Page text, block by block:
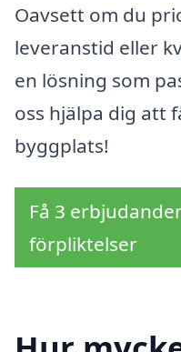
Oavsett om du
leveranstid eller
en lösning som
oss hjälpa dig att
byggplats!
Få 3
förpliktelser